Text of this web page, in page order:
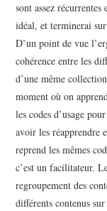
sont assez
idéal, et terminerai
D’un point de vue
cohérence entre les
d’une même
moment où on
les codes d’usage
avoir les réapprendre
reprend les mêmes
c’est un facilitateur.
regroupement des
différents contenus